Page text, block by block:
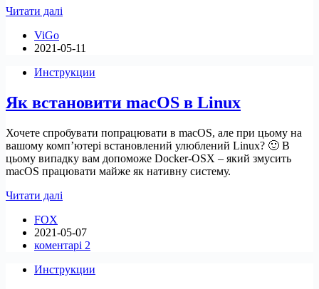
Читати далі
для
віртуальними
ViGo
2021-05-11
Инструкции
Як встановити macOS в Linux
Хочете спробувати попрацювати в macOS, але при цьому на
вашому комп’ютері встановлений улюблений Linux? 🙂 В
цьому випадку вам допоможе Docker-OSX – який змусить
macOS працювати майже як нативну систему.
Читати далі
в
Linux
FOX
2021-05-07
коментарі 2
Инструкции